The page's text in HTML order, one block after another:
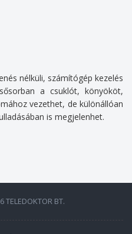
nélküli, számítógép kezelés
a csuklót, könyököt,
vezethet, de különállóan
is megjelenhet.
TELEDOKTOR BT.